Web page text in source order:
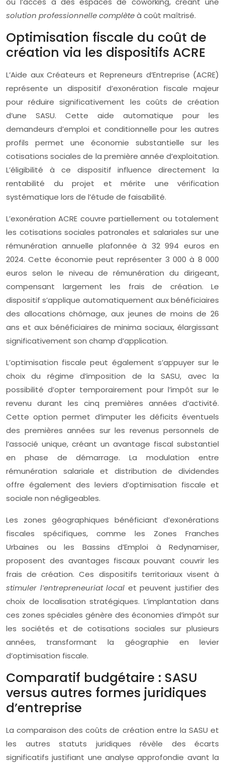
solution professionnelle complèteà coût maîtrisé.
Optimisation fiscale du coût de
création via les dispositifs ACRE
L’Aide aux Créateurs et Repreneurs d’Entreprise (ACRE)
représente un dispositif d’exonération fiscale majeur
pour réduire significativement les coûts de création
d’une SASU. Cette aide automatique pour les
demandeurs d’emploi et conditionnelle pour les autres
profils permet une économie substantielle sur les
cotisations sociales de la première année d’exploitation.
L’éligibilité à ce dispositif influence directement la
rentabilité du projet et mérite une vérification
systématique lors de l’étude de faisabilité.
L’exonération ACRE couvre partiellement ou totalement
les cotisations sociales patronales et salariales sur une
rémunération annuelle plafonnée à 32 994 euros en
2024. Cette économie peut représenter 3 000 à 8 000
euros selon le niveau de rémunération du dirigeant,
compensant largement les frais de création. Le
dispositif s’applique automatiquement aux bénéficiaires
des allocations chômage, aux jeunes de moins de 26
ans et aux bénéficiaires de minima sociaux, élargissant
significativement son champ d’application.
L’optimisation fiscale peut également s’appuyer sur le
choix du régime d’imposition de la SASU, avec la
possibilité d’opter temporairement pour l’impôt sur le
revenu durant les cinq premières années d’activité.
Cette option permet d’imputer les déficits éventuels
des premières années sur les revenus personnels de
l’associé unique, créant un avantage fiscal substantiel
en phase de démarrage. La modulation entre
rémunération salariale et distribution de dividendes
offre également des leviers d’optimisation fiscale et
sociale non négligeables.
Les zones géographiques bénéficiant d’exonérations
fiscales spécifiques, comme les Zones Franches
Urbaines ou les Bassins d’Emploi à Redynamiser,
proposent des avantages fiscaux pouvant couvrir les
frais de création. Ces dispositifs territoriaux visent à
stimuler l’entrepreneuriat local et peuvent justifier des
choix de localisation stratégiques. L’implantation dans
ces zones spéciales génère des économies d’impôt sur
les sociétés et de cotisations sociales sur plusieurs
années, transformant la géographie en levier
d’optimisation fiscale.
Comparatif budgétaire : SASU
versus autres formes juridiques
d’entreprise
La comparaison des coûts de création entre la SASU et
les autres statuts juridiques révèle des écarts
significatifs justifiant une analyse approfondie avant la